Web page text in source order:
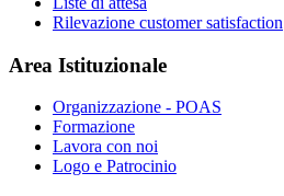
Rilevazione customer satisfaction
Area Istituzionale
Organizzazione - POAS
Formazione
Lavora con noi
Logo e Patrocinio